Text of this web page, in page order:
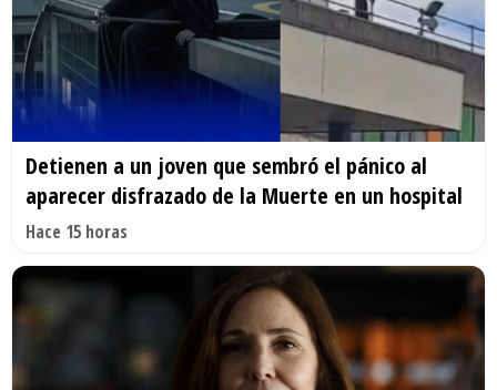
Detienen a un joven que sembró el pánico al
aparecer disfrazado de la Muerte en un hospital
Hace 15 horas